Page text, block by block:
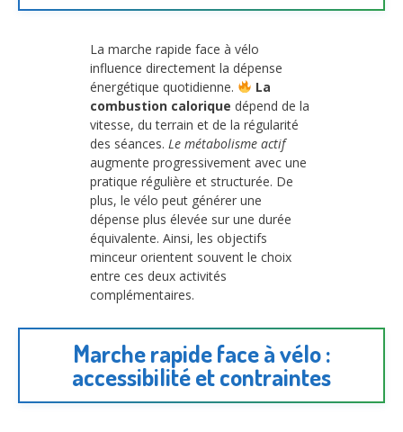
La marche rapide face à vélo
influence directement la dépense
énergétique quotidienne.
La
combustion calorique dépend de la
vitesse, du terrain et de la régularité
des séances. Le métabolisme actif
augmente progressivement avec une
pratique régulière et structurée. De
plus, le vélo peut générer une
dépense plus élevée sur une durée
équivalente. Ainsi, les objectifs
minceur orientent souvent le choix
entre ces deux activités
complémentaires.
Marche rapide face à vélo :
accessibilité et contraintes